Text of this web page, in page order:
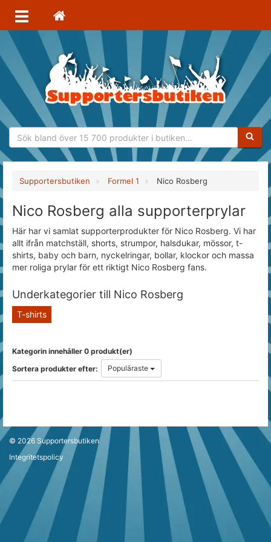
Supportersbutiken Formel 1 Nico Rosberg
Nico Rosberg alla supporterprylar
Här har vi samlat supporterprodukter för Nico Rosberg. Vi har
allt ifrån matchställ, shorts, strumpor, halsdukar, mössor, t-
shirts, baby och barn, nyckelringar, bollar, klockor och massa
mer roliga prylar för ett riktigt Nico Rosberg fans.
Underkategorier till Nico Rosberg
T-shirts
Kategorin innehåller 0 produkt(er)
Sortera produkter efter:
Populäraste
© 2026 Supportersbutiken
Integritetspolicy